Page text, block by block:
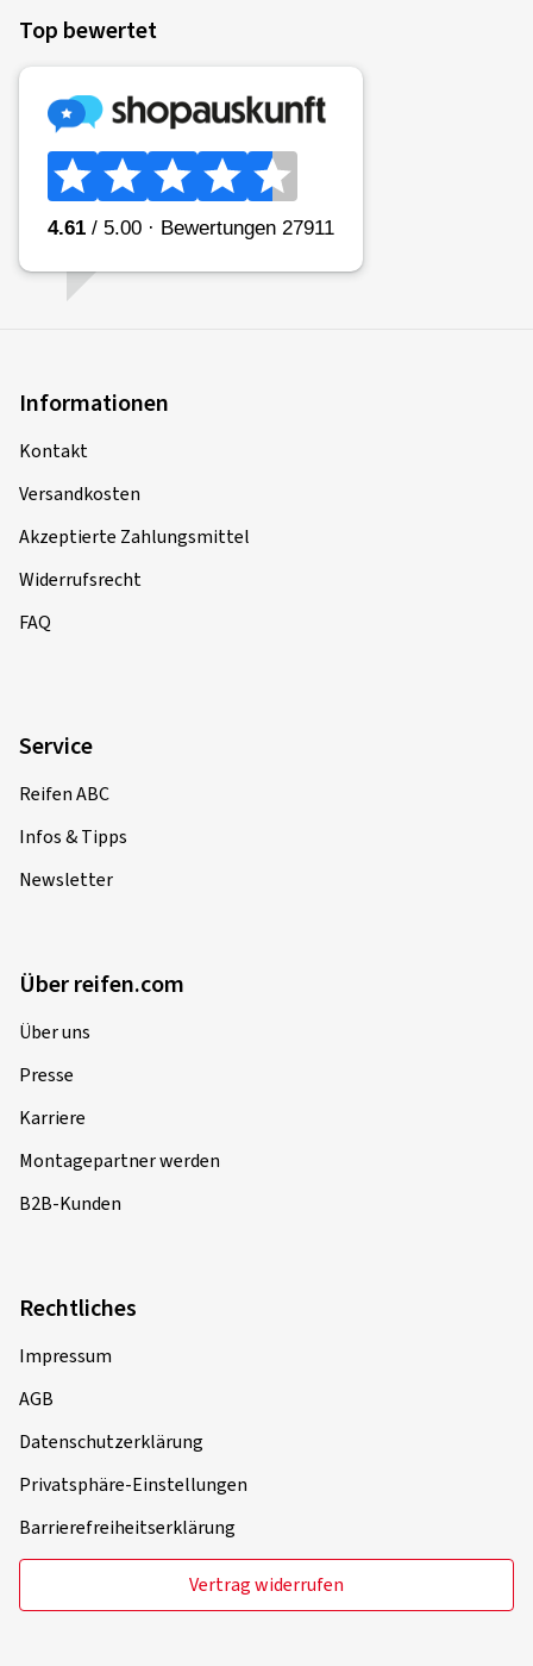
Top bewertet
Informationen
Kontakt
Versandkosten
Akzeptierte Zahlungsmittel
Widerrufsrecht
FAQ
Service
Reifen ABC
Infos & Tipps
Newsletter
Über reifen.com
Über uns
Presse
Karriere
Montagepartner werden
B2B-Kunden
Rechtliches
Impressum
AGB
Datenschutzerklärung
Privatsphäre-Einstellungen
Barrierefreiheitserklärung
Vertrag widerrufen